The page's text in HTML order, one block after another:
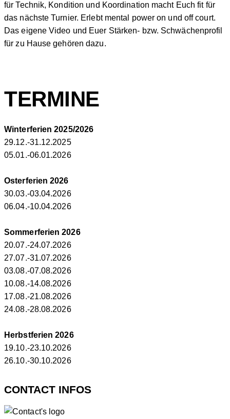
für Technik, Kondition und Koordination macht Euch fit für
das nächste Turnier. Erlebt mental power on und off court.
Das eigene Video und Euer Stärken- bzw. Schwächenprofil
für zu Hause gehören dazu.
TERMINE
Winterferien 2025/2026
29.12.-31.12.2025
05.01.-06.01.2026
Osterferien 2026
30.03.-03.04.2026
06.04.-10.04.2026
Sommerferien 2026
20.07.-24.07.2026
27.07.-31.07.2026
03.08.-07.08.2026
10.08.-14.08.2026
17.08.-21.08.2026
24.08.-28.08.2026
Herbstferien 2026
19.10.-23.10.2026
26.10.-30.10.2026
CONTACT INFOS